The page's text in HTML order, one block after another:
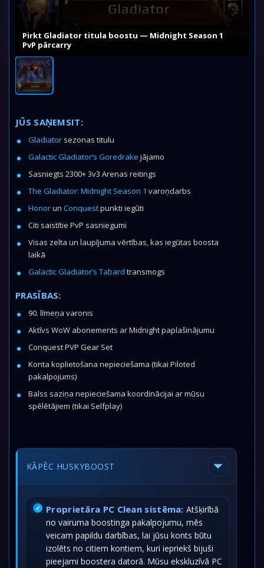
Pirkt Gladiator titula boostu — Midnight Season 1
PvP pārcarry
JŪS SAŅEMSIT:
Gladiator sezonas titulu
Galactic Gladiator’s Goredrake jājamo
Sasniegts 2300+ 3v3 Arenas reitings
The Gladiator: Midnight Season 1 varoņdarbs
Honorun Conquestpunkti iegūti
Citi saistītie PvP sasniegumi
Visas zelta un laupījuma vērtības, kas iegūtas boosta
laikā
Galactic Gladiator’s Tabard transmogs
PRASĪBAS:
90. līmeņa varonis
Aktīvs WoW abonements ar Midnight paplašinājumu
Conquest PVP Gear Set
Konta koplietošana nepieciešama (tikai Piloted
pakalpojums)
Balss saziņa nepieciešama koordinācijai ar mūsu
spēlētājiem (tikai Selfplay)
KĀPĒC HUSKYBOOST
Proprietāra PC Clean sistēma: Atšķirībā
no vairuma boostinga pakalpojumu, mēs
veicam papildu darbības, lai jūsu konts būtu
izolēts no citiem kontiem, kuri iepriekš bijuši
pieejami boostera datorā. Mūsu ekskluzīvā PC